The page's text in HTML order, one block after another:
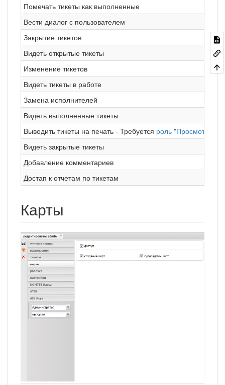
Помечать тикеты как выполненные
Вести диалог с пользователем
Закрытие тикетов
Видеть открытые тикеты
Изменение тикетов
Видеть тикеты в работе
Замена исполнителей
Видеть выполненные тикеты
Выводить тикеты на печать - Требуется роль "Просмотр
Видеть закрытые тикеты
Добавление комментариев
Достап к отчетам по тикетам
Карты